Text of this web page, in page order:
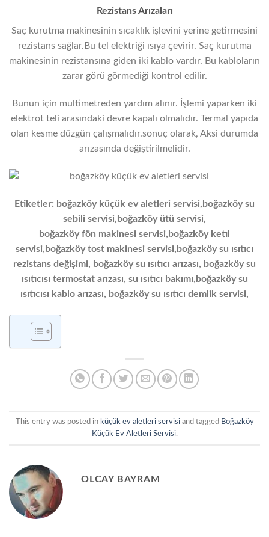
Rezistans Arızaları
Saç kurutma makinesinin sıcaklık işlevini yerine getirmesini
rezistans sağlar.Bu tel elektriği ısıya çevirir. Saç kurutma
makinesinin rezistansına giden iki kablo vardır. Bu kabloların
zarar görü görmediği kontrol edilir.
Bunun için multimetreden yardım alınır. İşlemi yaparken iki
elektrot teli arasındaki devre kapalı olmalıdır. Termal yapıda
olan kesme düzgün çalışmalıdır.sonuç olarak, Aksi durumda
arızasında değiştirilmelidir.
Etiketler: boğazköy küçük ev aletleri servisi,boğazköy su
sebili servisi,boğazköy ütü servisi,
boğazköy fön makinesi servisi,boğazköy ketıl
servisi,boğazköytost makinesi servisi,boğazköy su ısıtıcı
rezistans değişimi, boğazköy su ısıtıcı arızası, boğazköy su
ısıtıcısı termostatarızası, su ısıtıcı bakımı,boğazköy su
ısıtıcısı kablo arızası, boğazköy su ısıtıcı demlik servisi,
This entry was posted in küçük ev aletleri servisiand tagged Boğazköy
Küçük Ev Aletleri Servisi.
OLCAY BAYRAM